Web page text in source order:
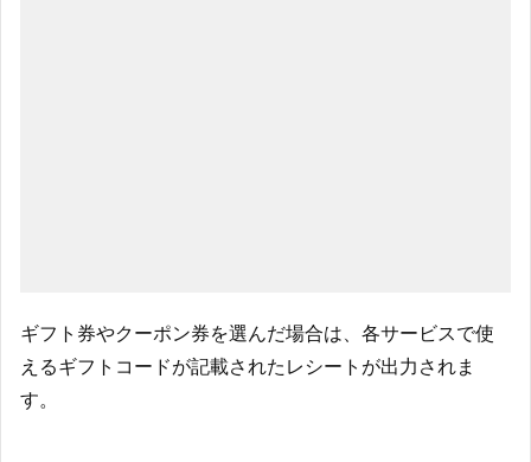
ギフト券やクーポン券を選んだ場合は、各サービスで使
えるギフトコードが記載されたレシートが出力されま
す。